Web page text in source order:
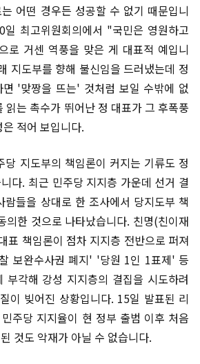
어떤 경우든 성공할 수 없기 때문입니
최고위원회의에서 "국민은 영원하고
로 거센 역풍을 맞은 게 대표적 예입니
지도부를 향해 불신임을 드러냈는데 정
면 '맞짱을 뜨는' 것처럼 보일 수밖에 없
읽는 촉수가 뛰어난 정 대표가 그 후폭풍
적어 보입니다.
당 지도부의 책임론이 커지는 기류도 정
다. 최근 민주당 지지층 가운데 선거 결
람들을 상대로 한 조사에서 당지도부 책
의한 것으로 나타났습니다. 친명(친이재
표 책임론이 점차 지지층 전반으로 퍼져
보완수사권 폐지' '당원 1인 1표제' 등
부각해 강성 지지층의 결집을 시도하려
이 빚어진 상황입니다. 15일 발표된 리
주당 지지율이 현 정부 출범 이후 처음
것도 악재가 아닐 수 없습니다.